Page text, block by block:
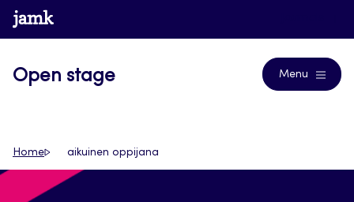
Siirry
suoraan
www.jamk.fi
Open stage Menu
Home aikuinen oppijana